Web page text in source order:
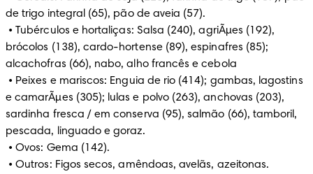
de trigo integral (65), pão de aveia (57).
brócolos (138), cardo-hortense (89), espinafres (85);
alcachofras (66), nabo, alho francês e cebola
e camarÃµes (305); lulas e polvo (263), anchovas (203),
sardinha fresca / em conserva (95), salmão (66), tamboril,
pescada, linguado e goraz.
• Outros: Figos secos, amêndoas, avelãs, azeitonas.